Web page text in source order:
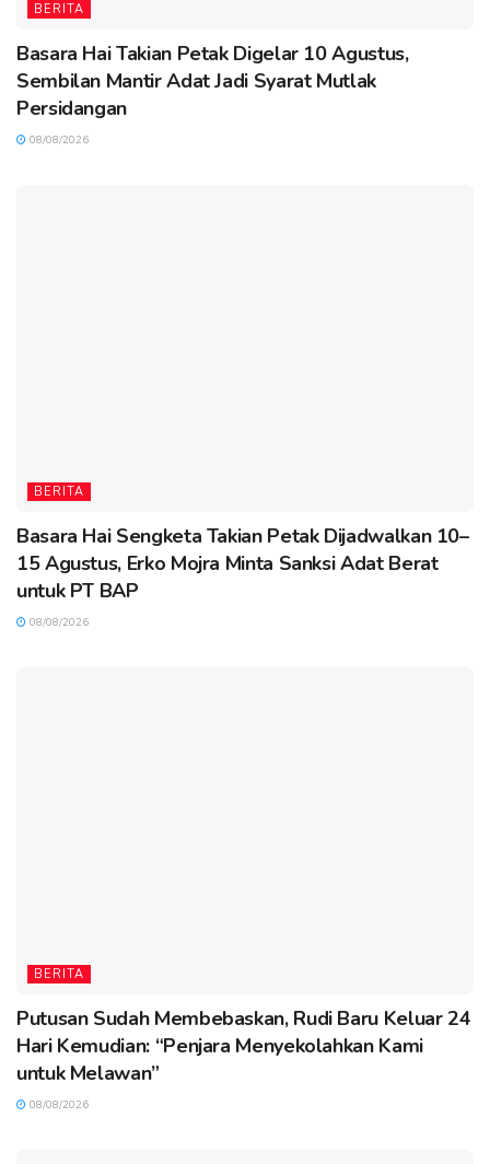
BERITA
Basara Hai Takian Petak Digelar 10 Agustus,
Sembilan Mantir Adat Jadi Syarat Mutlak
Persidangan
08/08/2026
BERITA
Basara Hai Sengketa Takian Petak Dijadwalkan 10–
15 Agustus, Erko Mojra Minta Sanksi Adat Berat
untuk PT BAP
08/08/2026
BERITA
Putusan Sudah Membebaskan, Rudi Baru Keluar 24
Hari Kemudian: “Penjara Menyekolahkan Kami
untuk Melawan”
08/08/2026